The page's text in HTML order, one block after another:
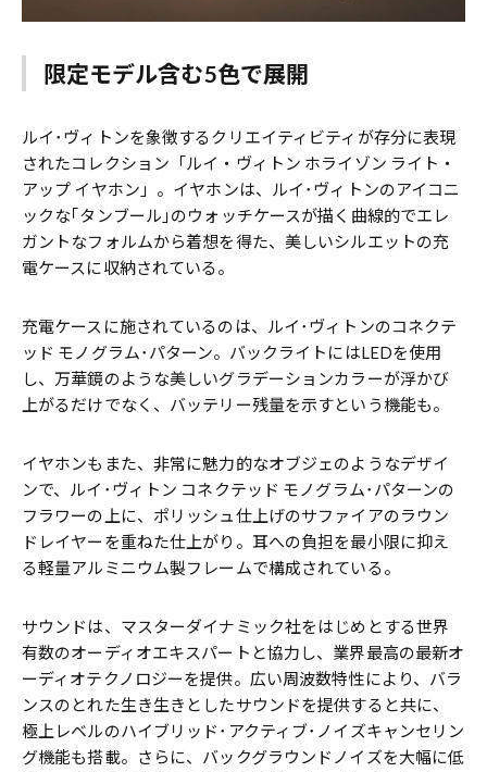
限定モデル含む5色で展開
ルイ･ヴィトンを象徴するクリエイティビティが存分に表現
されたコレクション「ルイ・ヴィトン ホライゾン ライト・
アップ イヤホン」。イヤホンは、ルイ･ヴィトンのアイコニ
ックな｢タンブール｣のウォッチケースが描く曲線的でエレ
ガントなフォルムから着想を得た、美しいシルエットの充
電ケースに収納されている。
充電ケースに施されているのは、ルイ･ヴィトンのコネクテ
ッド モノグラム･パターン。バックライトにはLEDを使用
し、万華鏡のような美しいグラデーションカラーが浮かび
上がるだけでなく、バッテリー残量を示すという機能も。
イヤホンもまた、非常に魅力的なオブジェのようなデザイ
ンで、ルイ･ヴィトン コネクテッド モノグラム･パターンの
フラワーの上に、ポリッシュ仕上げのサファイアのラウン
ドレイヤーを重ねた仕上がり。耳への負担を最小限に抑え
る軽量アルミニウム製フレームで構成されている。
サウンドは、マスターダイナミック社をはじめとする世界
有数のオーディオエキスパートと協力し、業界最高の最新オ
ーディオテクノロジーを提供。広い周波数特性により、バラ
ンスのとれた生き生きとしたサウンドを提供すると共に、
極上レベルのハイブリッド･アクティブ･ノイズキャンセリン
グ機能も搭載。さらに、バックグラウンドノイズを大幅に低